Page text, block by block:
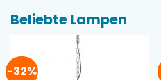
Beliebte Lampen
-32%